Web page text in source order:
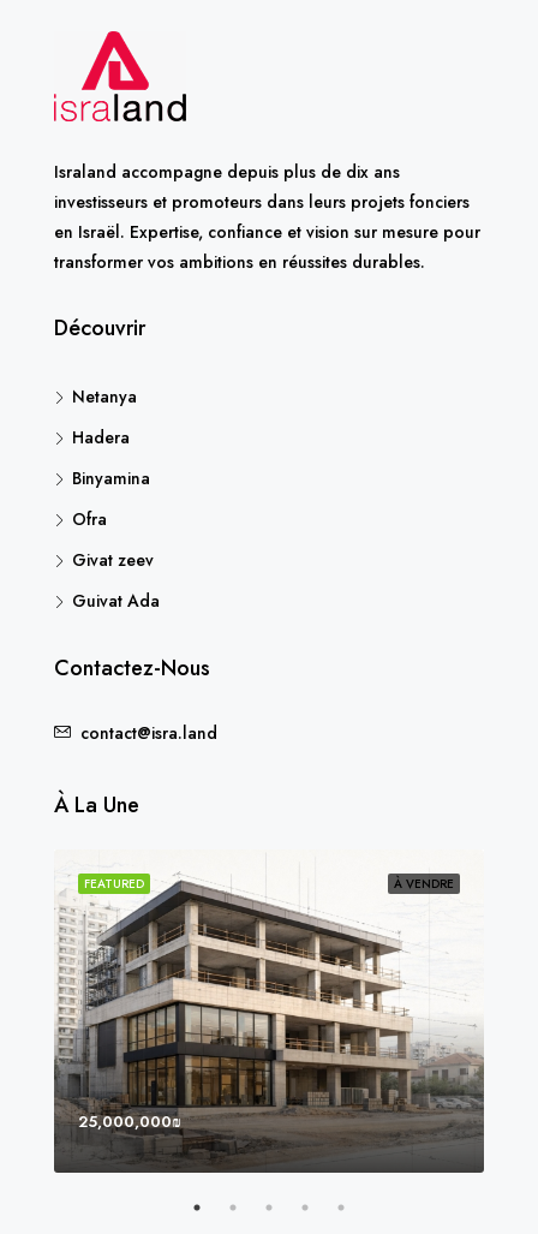
Israland accompagne depuis plus de dix ans
investisseurs et promoteurs dans leurs projets fonciers
en Israël. Expertise, confiance et vision sur mesure pour
transformer vos ambitions en réussites durables.
Découvrir
Netanya
Hadera
Binyamina
Ofra
Givat zeev
Guivat Ada
Contactez-Nous
contact@isra.land
À La Une
À VENDRE
FEATURED
25,000,000₪